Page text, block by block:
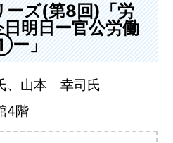
ーズ(第8回)「労
明日ー官公労働
ー」
、山本 幸司氏
4階